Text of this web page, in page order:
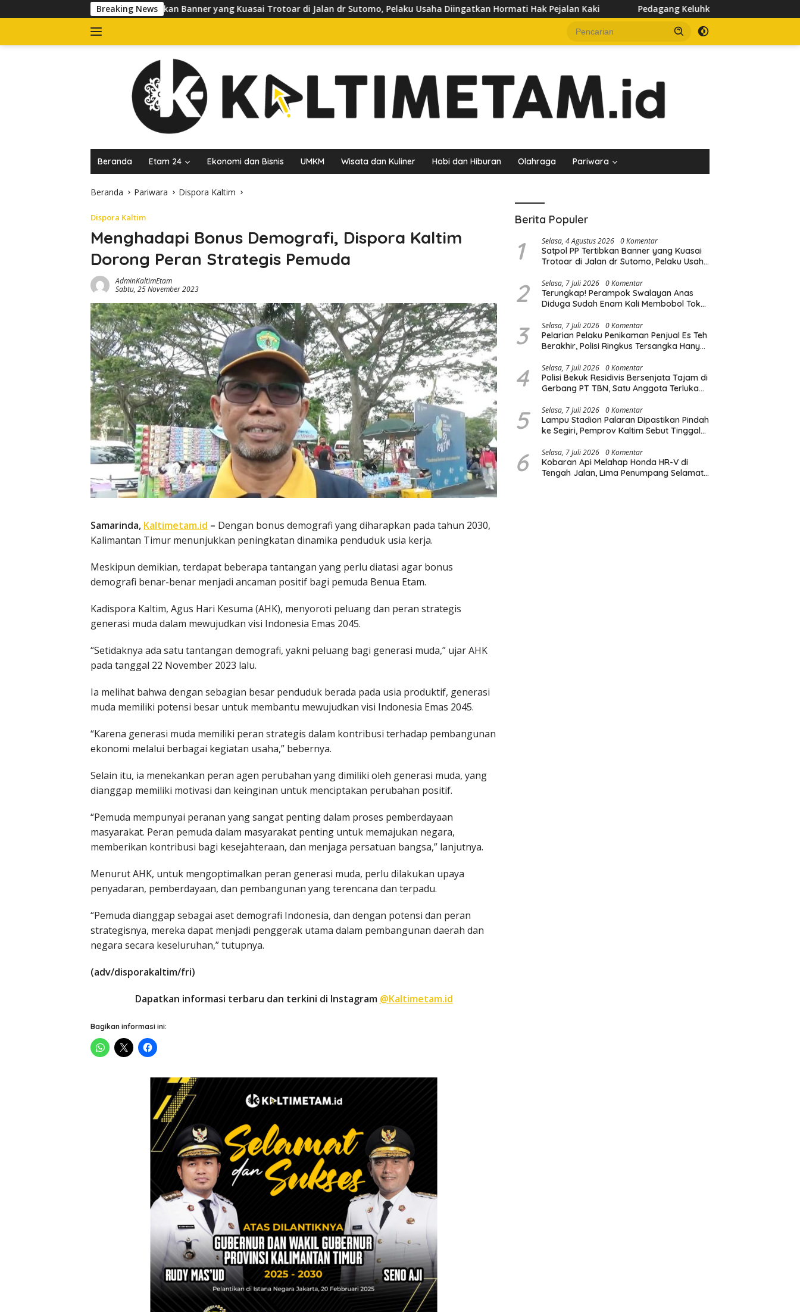
ke
Breaking News
PP Tertibkan Banner yang Kuasai Trotoar di Jalan dr Sutomo, Pelaku Usaha Diingatkan Hormati Hak Pejalan Kaki Pedagang Keluhkan Sepinya Pasar Pagi Samarinda, Minta
Beranda Etam 24 Ekonomi dan Bisnis UMKM Wisata dan Kuliner Hobi dan Hiburan Olahraga Pariwara
Beranda Pariwara Dispora Kaltim
Dispora Kaltim
Menghadapi Bonus Demografi, Dispora Kaltim
Dorong Peran Strategis Pemuda
AdminKaltimEtam
Sabtu, 25 November 2023
Samarinda, Kaltimetam.id – Dengan bonus demografi yang diharapkan pada tahun 2030,
Kalimantan Timur menunjukkan peningkatan dinamika penduduk usia kerja.
Meskipun demikian, terdapat beberapa tantangan yang perlu diatasi agar bonus
demografi benar-benar menjadi ancaman positif bagi pemuda Benua Etam.
Kadispora Kaltim, Agus Hari Kesuma (AHK), menyoroti peluang dan peran strategis
generasi muda dalam mewujudkan visi Indonesia Emas 2045.
“Setidaknya ada satu tantangan demografi, yakni peluang bagi generasi muda,” ujar AHK
pada tanggal 22 November 2023 lalu.
Ia melihat bahwa dengan sebagian besar penduduk berada pada usia produktif, generasi
muda memiliki potensi besar untuk membantu mewujudkan visi Indonesia Emas 2045.
“Karena generasi muda memiliki peran strategis dalam kontribusi terhadap pembangunan
ekonomi melalui berbagai kegiatan usaha,” bebernya.
Selain itu, ia menekankan peran agen perubahan yang dimiliki oleh generasi muda, yang
dianggap memiliki motivasi dan keinginan untuk menciptakan perubahan positif.
“Pemuda mempunyai peranan yang sangat penting dalam proses pemberdayaan
masyarakat. Peran pemuda dalam masyarakat penting untuk memajukan negara,
memberikan kontribusi bagi kesejahteraan, dan menjaga persatuan bangsa,” lanjutnya.
Menurut AHK, untuk mengoptimalkan peran generasi muda, perlu dilakukan upaya
penyadaran, pemberdayaan, dan pembangunan yang terencana dan terpadu.
“Pemuda dianggap sebagai aset demografi Indonesia, dan dengan potensi dan peran
strategisnya, mereka dapat menjadi penggerak utama dalam pembangunan daerah dan
negara secara keseluruhan,” tutupnya.
(adv/disporakaltim/fri)
Dapatkan informasi terbaru dan terkini di Instagram @Kaltimetam.id
Bagikan informasi ini:
Berita Populer
1 Selasa, 4 Agustus 2026 0 Komentar
Satpol PP Tertibkan Banner yang Kuasai
Trotoar di Jalan dr Sutomo, Pelaku Usaha
2 Selasa, 7 Juli 2026 0 Komentar
Terungkap! Perampok Swalayan Anas
Diduga Sudah Enam Kali Membobol Toko
3 Selasa, 7 Juli 2026 0 Komentar
Pelarian Pelaku Penikaman Penjual Es Teh
Berakhir, Polisi Ringkus Tersangka Hanya
4 Selasa, 7 Juli 2026 0 Komentar
Polisi Bekuk Residivis Bersenjata Tajam di
Gerbang PT TBN, Satu Anggota Terluka
5 Selasa, 7 Juli 2026 0 Komentar
Lampu Stadion Palaran Dipastikan Pindah
ke Segiri, Pemprov Kaltim Sebut Tinggal
6 Selasa, 7 Juli 2026 0 Komentar
Kobaran Api Melahap Honda HR-V di
Tengah Jalan, Lima Penumpang Selamat